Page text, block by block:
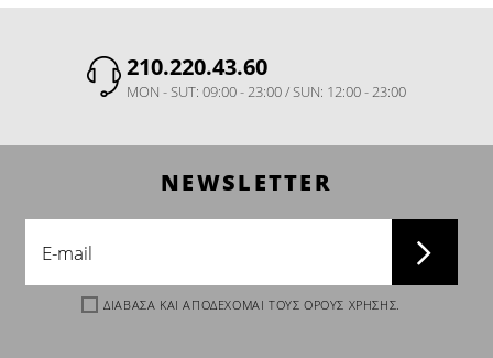
210.220.43.60
MON - SUT: 09:00 - 23:00 / SUN: 12:00 - 23:00
NEWSLETTER
ΔΙΑΒΑΣΑ ΚΑΙ ΑΠΟΔΕΧΟΜΑΙ ΤΟΥΣ ΟΡΟΥΣ ΧΡΗΣΗΣ.